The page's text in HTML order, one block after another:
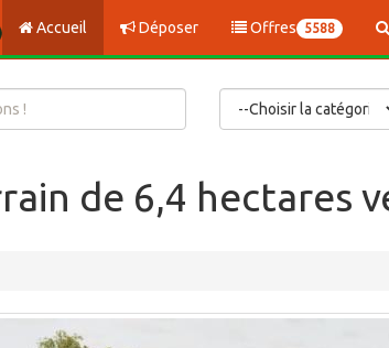
Accueil Déposer Offres 5588
de 6,4 hectares